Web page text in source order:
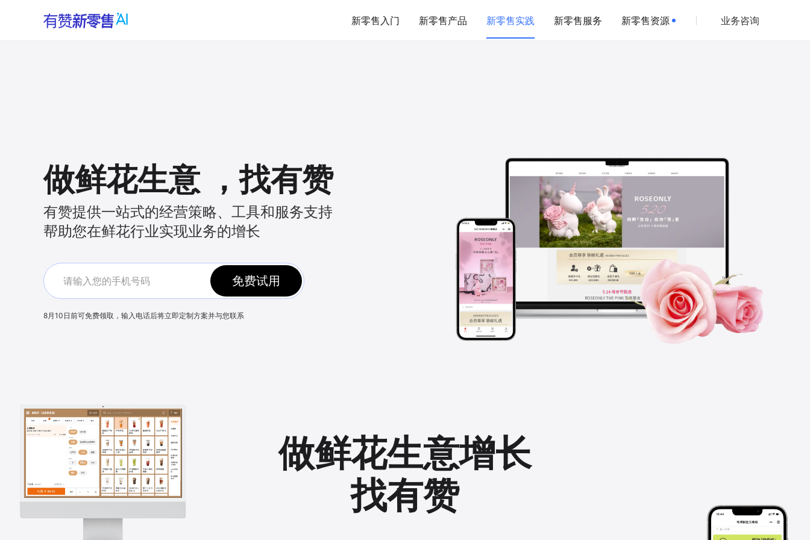
新零售入门 新零售产品 新零售实践 新零售服务 新零售资源 业务咨询
做鲜花生意 ，找有赞
有赞提供一站式的经营策略、工具和服务支持
帮助您在鲜花行业实现业务的增长
免费试用
8月10日前可免费领取，输入电话后将立即定制方案并与您联系
做鲜花生意增长
找有赞